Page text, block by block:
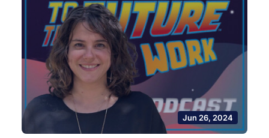
Jun 26, 2024